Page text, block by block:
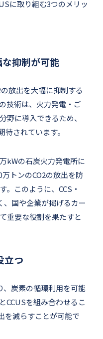
に取り組む3つのメリッ
な抑制が可能
放出を大幅に抑制する
技術は、火力発電・ご
野に導入できるため、
待されています。
kWの石炭火力発電所に
トンのCO2の放出を防
。このように、CCS・
、国や企業が掲げるカー
重要な役割を果たすと
立つ
、炭素の循環利用を可能
CCUSを組み合わせるこ
を減らすことが可能で